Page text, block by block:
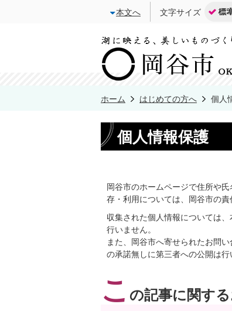
本文へ 文字サイズ
ホーム はじめての方へ 個人
個人情報保護
岡谷市のホームページで住所や
存・利用については、岡谷市の責
収集された個人情報については
行いません。
また、岡谷市へ寄せられたお問
の承諾無しに第三者への公開は行
こ の記事に関す